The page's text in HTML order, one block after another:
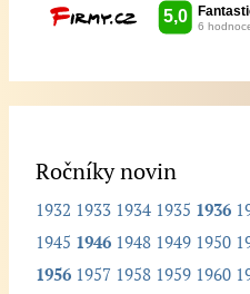
Ročníky novin
1932 1933 1934 1935 1936
1945 1946 1948 1949 1950
1956 1957 1958 1959 1960